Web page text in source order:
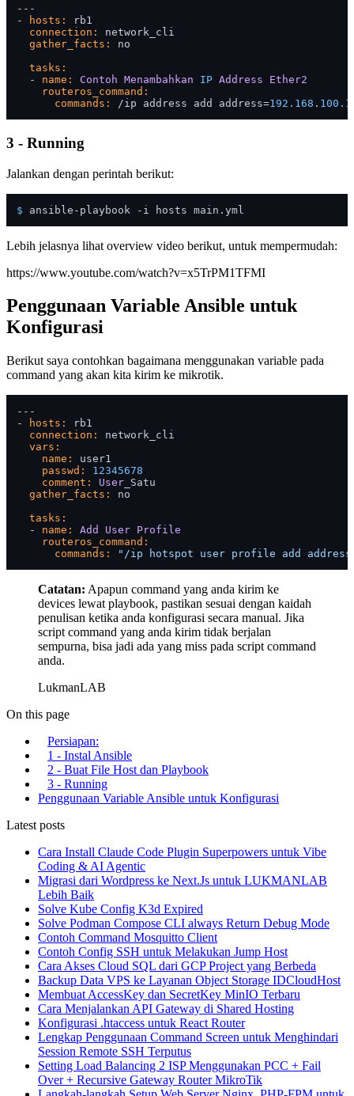
---
-
hosts:
rb1
connection:
network_cli
gather_facts:
no
tasks:
  -
name: Contoh Menambahkan IP Address
Ether2
routeros_command:
commands:
/ip address add address=192.168 . 100.1
3 - Running
Jalankan dengan perintah berikut:
$
Lebih jelasnya lihat overview video berikut, untuk mempermudah:
https://www.youtube.com/watch?v=x5TrPM1TFMI
Penggunaan Variable Ansible untuk
Konfigurasi
Berikut saya contohkan bagaimana menggunakan variable pada
command yang akan kita kirim ke mikrotik.
---
-
hosts:
rb1
connection:
network_cli
vars:
name:
user1
passwd:
12345678
comment:
User _Satu
gather_facts:
no
tasks:
  -
name: Add User Profile
routeros_command:
commands:
"/ip hotspot user profile add
Catatan: Apapun command yang anda kirim ke
devices lewat playbook, pastikan sesuai dengan kaidah
penulisan ketika anda konfigurasi secara manual. Jika
script command yang anda kirim tidak berjalan
sempurna, bisa jadi ada yang miss pada script command
anda.
LukmanLAB
On this page
Persiapan:
1 - Instal Ansible
2 - Buat File Host dan Playbook
3 - Running
Penggunaan Variable Ansible untuk Konfigurasi
Latest posts
Cara Install Claude Code Plugin Superpowers untuk Vibe
Coding & AI Agentic
Migrasi dari Wordpress ke Next.Js untuk LUKMANLAB
Lebih Baik
Solve Kube Config K3d Expired
Solve Podman Compose CLI always Return Debug Mode
Contoh Command Mosquitto Client
Contoh Config SSH untuk Melakukan Jump Host
Cara Akses Cloud SQL dari GCP Project yang Berbeda
Backup Data VPS ke Layanan Object Storage IDCloudHost
Membuat AccessKey dan SecretKey MinIO Terbaru
Cara Menjalankan API Gateway di Shared Hosting
Konfigurasi .htaccess untuk React Router
Lengkap Penggunaan Command Screen untuk Menghindari
Session Remote SSH Terputus
Setting Load Balancing 2 ISP Menggunakan PCC + Fail
Over + Recursive Gateway Router MikroTik